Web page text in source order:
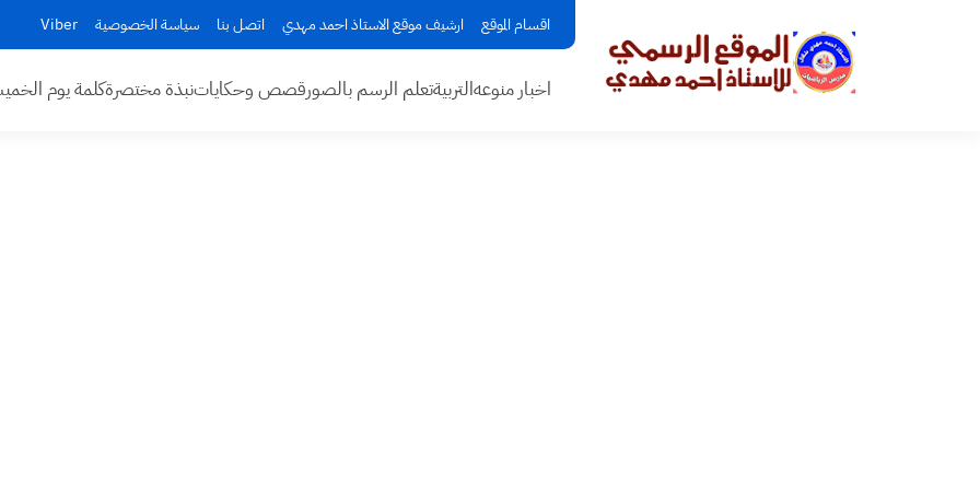
اقسام الموقع ارشيف موقع الاستاذ احمد مهدي اتصل بنا سياسة الخصوصية Viber
اخبار منوعهالتربيةتعلم الرسم بالصورقصص وحكاياتنبذة مختصرةكلمة يوم